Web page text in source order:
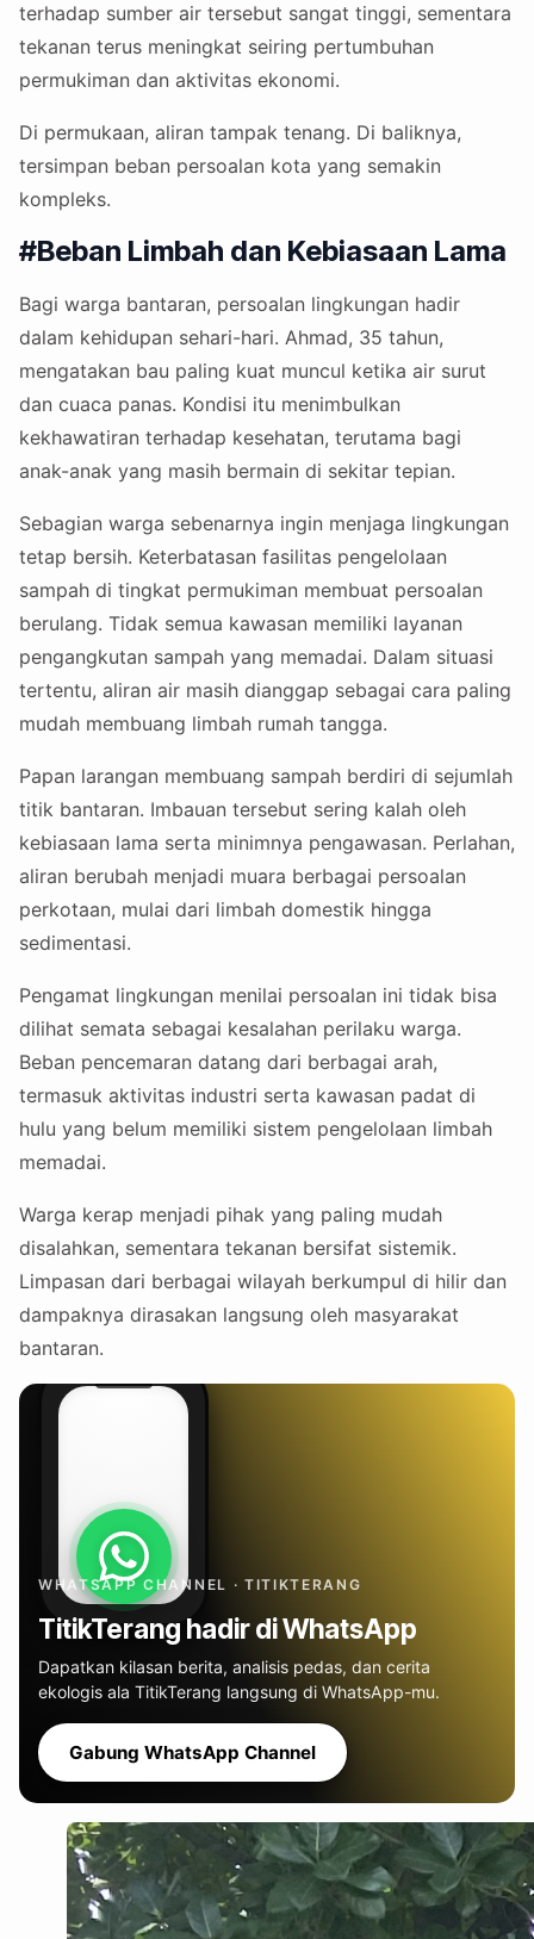
terhadap sumber air tersebut sangat tinggi, sementara
tekanan terus meningkat seiring pertumbuhan
permukiman dan aktivitas ekonomi.
Di permukaan, aliran tampak tenang. Di baliknya,
tersimpan beban persoalan kota yang semakin
kompleks.
#Beban Limbah dan Kebiasaan Lama
Bagi warga bantaran, persoalan lingkungan hadir
dalam kehidupan sehari-hari. Ahmad, 35 tahun,
mengatakan bau paling kuat muncul ketika air surut
dan cuaca panas. Kondisi itu menimbulkan
kekhawatiran terhadap kesehatan, terutama bagi
anak-anak yang masih bermain di sekitar tepian.
Sebagian warga sebenarnya ingin menjaga lingkungan
tetap bersih. Keterbatasan fasilitas pengelolaan
sampah di tingkat permukiman membuat persoalan
berulang. Tidak semua kawasan memiliki layanan
pengangkutan sampah yang memadai. Dalam situasi
tertentu, aliran air masih dianggap sebagai cara paling
mudah membuang limbah rumah tangga.
Papan larangan membuang sampah berdiri di sejumlah
titik bantaran. Imbauan tersebut sering kalah oleh
kebiasaan lama serta minimnya pengawasan. Perlahan,
aliran berubah menjadi muara berbagai persoalan
perkotaan, mulai dari limbah domestik hingga
sedimentasi.
Pengamat lingkungan menilai persoalan ini tidak bisa
dilihat semata sebagai kesalahan perilaku warga.
Beban pencemaran datang dari berbagai arah,
termasuk aktivitas industri serta kawasan padat di
hulu yang belum memiliki sistem pengelolaan limbah
memadai.
Warga kerap menjadi pihak yang paling mudah
disalahkan, sementara tekanan bersifat sistemik.
Limpasan dari berbagai wilayah berkumpul di hilir dan
dampaknya dirasakan langsung oleh masyarakat
bantaran.
WHATSAPP CHANNEL · TITIKTERANG
TitikTerang hadir di WhatsApp
Dapatkan kilasan berita, analisis pedas, dan cerita
ekologis ala TitikTerang langsung di WhatsApp-mu.
Gabung WhatsApp Channel